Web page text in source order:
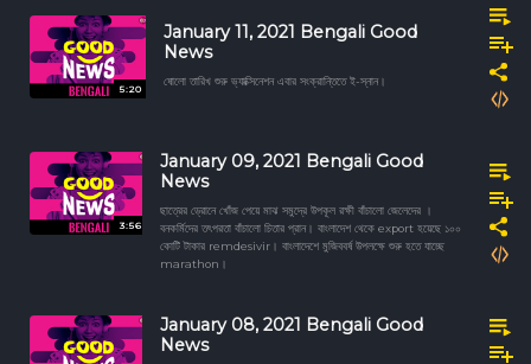
5:20
January 11, 2021 Bengali Good
News
ষোলো তারিখ শুরু ভ্যাক্সিনেশন এবার সংক্রান্তিতে ই-স্নান।
3:56
January 09, 2021 Bengali Good
News
ছাত্রের ড্রোনে খোঁজ পেয়ে মাঝ সমুদ্রে উপকূল রক্ষী বাঁচালো জেলেদের ।
বনকর্মিদের তৎপরতা বাঁচালো চিতার প্রান। বাংলাদেশ থেকে export হয়েছে ১০০
কোটি টাকার remdesivir। বাংলাদেশে মুজিববর্ষ উপলক্ষে শুরু হতে যাচ্ছে
marathon।
January 08, 2021 Bengali Good
News